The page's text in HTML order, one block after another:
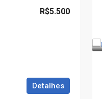
R$5.500
Detalhes